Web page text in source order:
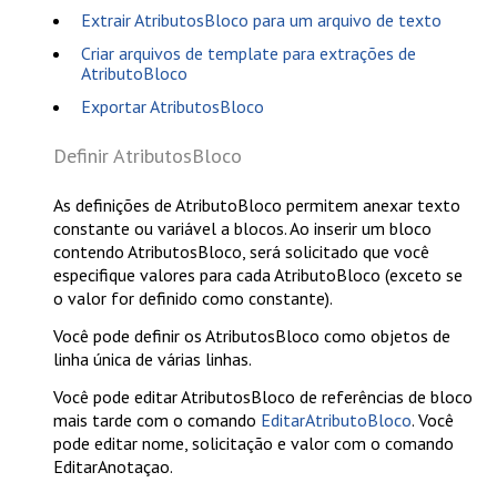
Extrair AtributosBloco para um arquivo de texto
Criar arquivos de template para extrações de
AtributoBloco
Exportar AtributosBloco
Definir AtributosBloco
As definições de AtributoBloco permitem anexar texto
constante ou variável a blocos. Ao inserir um bloco
contendo AtributosBloco, será solicitado que você
especifique valores para cada AtributoBloco (exceto se
o valor for definido como constante).
Você pode definir os AtributosBloco como objetos de
linha única de várias linhas.
Você pode editar AtributosBloco de referências de bloco
mais tarde com o comando EditarAtributoBloco. Você
pode editar nome, solicitação e valor com o comando
EditarAnotaçao.